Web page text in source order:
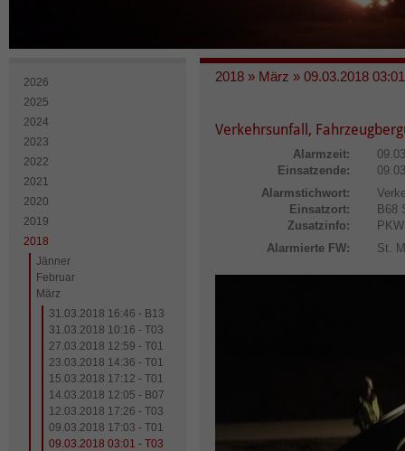
2026
2025
2024
2023
2022
2021
2020
2019
2018
Jänner
Februar
März
31.03.2018 16:46 - B13
31.03.2018 10:16 - T03
27.03.2018 12:59 - T01
23.03.2018 14:36 - T01
15.03.2018 17:12 - T01
14.03.2018 12:05 - B07
12.03.2018 17:26 - T03
09.03.2018 17:03 - T01
09.03.2018 03:01 - T03
2018 » März » 09.03.2018
Verkehrsunfall,
Alarmzeit:
Einsatzende:
Alarmstichwort:
Einsatzort:
B68
Zusatzinfo:
Alarmierte FW:
St.